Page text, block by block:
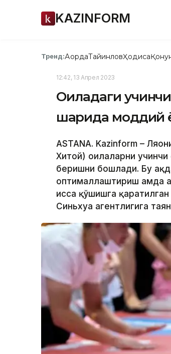
KAZINFORM
Тренд:АқордаТайинловҲодиса
12:42, 13 Апрел 2023
Оиладаги
шаҳрида
ASTANA. Kazinform –
Хитой) оилаларни
беришни бошлади. Бу
оптималлаштириш ҳамда
ҳисса қўшишга
Синьхуа агентлигига